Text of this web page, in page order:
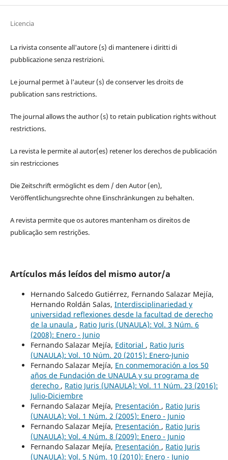
Licencia
La rivista consente all'autore (s) di mantenere i diritti di
pubblicazione senza restrizioni.
Le journal permet à l'auteur (s) de conserver les droits de
publication sans restrictions.
The journal allows the author (s) to retain publication rights without
restrictions.
La revista le permite al autor(es) retener los derechos de publicación
sin restricciones
Die Zeitschrift ermöglicht es dem / den Autor (en),
Veröffentlichungsrechte ohne Einschränkungen zu behalten.
A revista permite que os autores mantenham os direitos de
publicação sem restrições.
Artículos más leídos del mismo autor/a
Hernando Salcedo Gutiérrez, Fernando Salazar Mejía,
Hernando Roldán Salas, Interdisciplinariedad y
universidad reflexiones desde la facultad de derecho
de la unaula , Ratio Juris (UNAULA): Vol. 3 Núm. 6
(2008): Enero - Junio
Fernando Salazar Mejía, Editorial , Ratio Juris
(UNAULA): Vol. 10 Núm. 20 (2015): Enero-Junio
Fernando Salazar Mejía, En conmemoración a los 50
años de Fundación de UNAULA y su programa de
derecho , Ratio Juris (UNAULA): Vol. 11 Núm. 23 (2016):
Julio-Diciembre
Fernando Salazar Mejía, Presentación , Ratio Juris
(UNAULA): Vol. 1 Núm. 2 (2005): Enero - Junio
Fernando Salazar Mejía, Presentación , Ratio Juris
(UNAULA): Vol. 4 Núm. 8 (2009): Enero - Junio
Fernando Salazar Mejía, Presentación , Ratio Juris
(UNAULA): Vol. 5 Núm. 10 (2010): Enero - Junio